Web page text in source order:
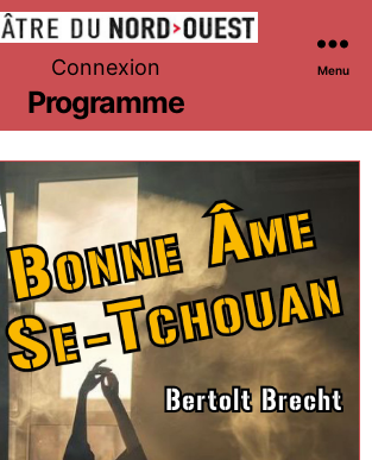
Théâtre
du
Nord-
Ouest
Connexion Menu
Programme